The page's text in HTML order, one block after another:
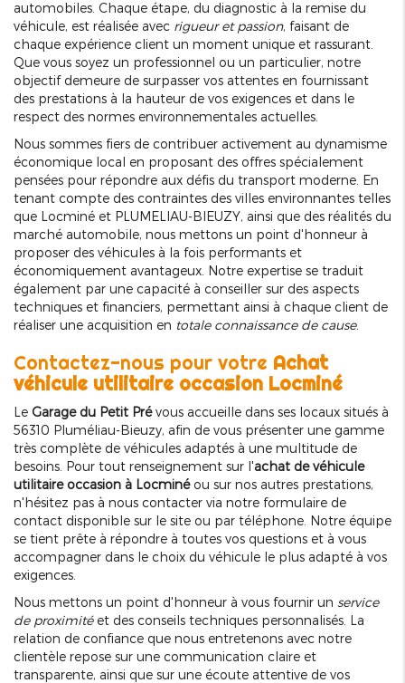
automobiles. Chaque étape, du diagnostic à la remise du
véhicule, est réalisée avec rigueur et passion, faisant de
chaque expérience client un moment unique et rassurant.
Que vous soyez un professionnel ou un particulier, notre
objectif demeure de surpasser vos attentes en fournissant
des prestations à la hauteur de vos exigences et dans le
respect des normes environnementales actuelles.
Nous sommes fiers de contribuer activement au dynamisme
économique local en proposant des offres spécialement
pensées pour répondre aux défis du transport moderne. En
tenant compte des contraintes des villes environnantes telles
que Locminé et PLUMELIAU-BIEUZY, ainsi que des réalités du
marché automobile, nous mettons un point d'honneur à
proposer des véhicules à la fois performants et
économiquement avantageux. Notre expertise se traduit
également par une capacité à conseiller sur des aspects
techniques et financiers, permettant ainsi à chaque client de
réaliser une acquisition en totale connaissance de cause.
Contactez-nous pour votre Achat
véhicule utilitaire occasion Locminé
Le Garage du Petit Prévous accueille dans ses locaux situés à
56310 Pluméliau-Bieuzy, afin de vous présenter une gamme
très complète de véhicules adaptés à une multitude de
besoins. Pour tout renseignement sur l'achat de véhicule
utilitaire occasion à Locminéou sur nos autres prestations,
n'hésitez pas à nous contacter via notre formulaire de
contact disponible sur le site ou par téléphone. Notre équipe
se tient prête à répondre à toutes vos questions et à vous
accompagner dans le choix du véhicule le plus adapté à vos
exigences.
Nous mettons un point d'honneur à vous fournir un service
de proximitéet des conseils techniques personnalisés. La
relation de confiance que nous entretenons avec notre
clientèle repose sur une communication claire et
transparente, ainsi que sur une écoute attentive de vos